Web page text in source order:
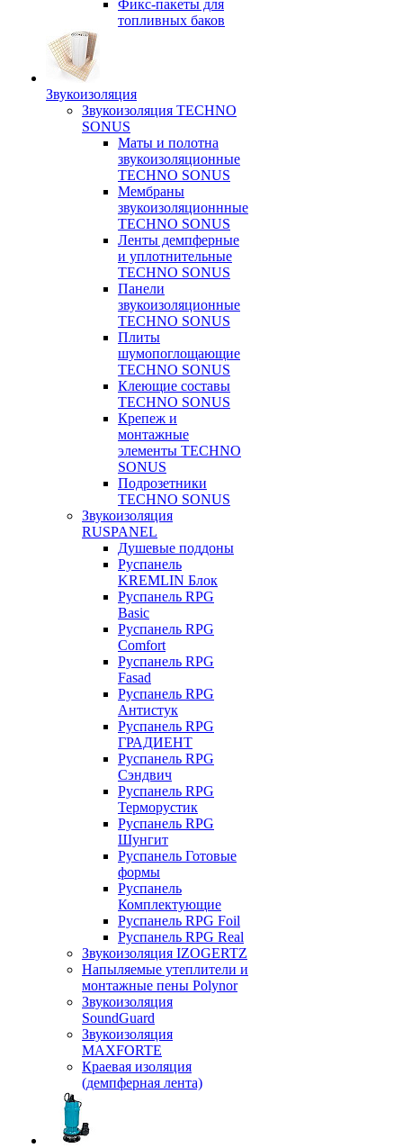
Фикс-пакеты для
топливных баков
Звукоизоляция
Звукоизоляция TECHNO
SONUS
Маты и полотна
звукоизоляционные
TECHNO SONUS
Мембраны
звукоизоляционнные
TECHNO SONUS
Ленты демпферные
и уплотнительные
TECHNO SONUS
Панели
звукоизоляционные
TECHNO SONUS
Плиты
шумопоглощающие
TECHNO SONUS
Клеющие составы
TECHNO SONUS
Крепеж и
монтажные
элементы TECHNO
SONUS
Подрозетники
TECHNO SONUS
Звукоизоляция
RUSPANEL
Душевые поддоны
Руспанель
KREMLIN Блок
Руспанель RPG
Basic
Руспанель RPG
Comfort
Руспанель RPG
Fasad
Руспанель RPG
Антистук
Руспанель RPG
ГРАДИЕНТ
Руспанель RPG
Сэндвич
Руспанель RPG
Терморустик
Руспанель RPG
Шунгит
Руспанель Готовые
формы
Руспанель
Комплектующие
Руспанель RPG Foil
Руспанель RPG Real
Звукоизоляция IZOGERTZ
Напыляемые утеплители и
монтажные пены Polynor
Звукоизоляция
SoundGuard
Звукоизоляция
MAXFORTE
Краевая изоляция
(демпферная лента)